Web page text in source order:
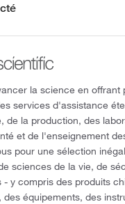
la science en offrant
services d'assistance
de la production, des
et de l'enseignement
pour une sélection
sciences de la vie, de
- y compris des produits
des équipements, des